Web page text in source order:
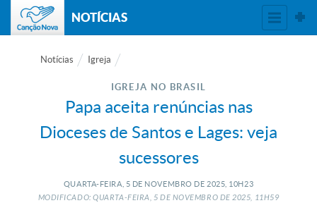
NOTÍCIAS
Notícias Igreja
IGREJA NO BRASIL
Papa aceita renúncias nas
Dioceses de Santos e Lages: veja
sucessores
QUARTA-FEIRA, 5 DE NOVEMBRO DE 2025, 10H23
MODIFICADO: QUARTA-FEIRA, 5 DE NOVEMBRO DE2025, 11H59